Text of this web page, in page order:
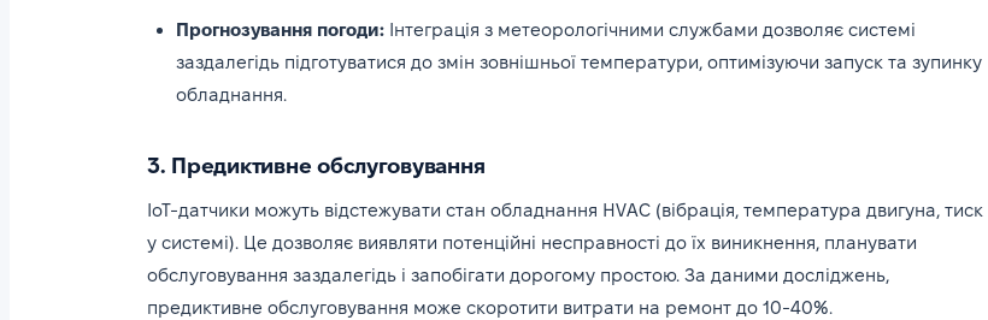
Прогнозування погоди: Інтеграція з метеорологічними службами дозволяє системі
заздалегідь підготуватися до змін зовнішньої температури, оптимізуючи запуск та зупинку
обладнання.
3. Предиктивне обслуговування
IoT-датчики можуть відстежувати стан обладнання HVAC (вібрація, температура двигуна, тиск
у системі). Це дозволяє виявляти потенційні несправності до їх виникнення, планувати
обслуговування заздалегідь і запобігати дорогому простою. За даними досліджень,
предиктивне обслуговування може скоротити витрати на ремонт до 10-40%.